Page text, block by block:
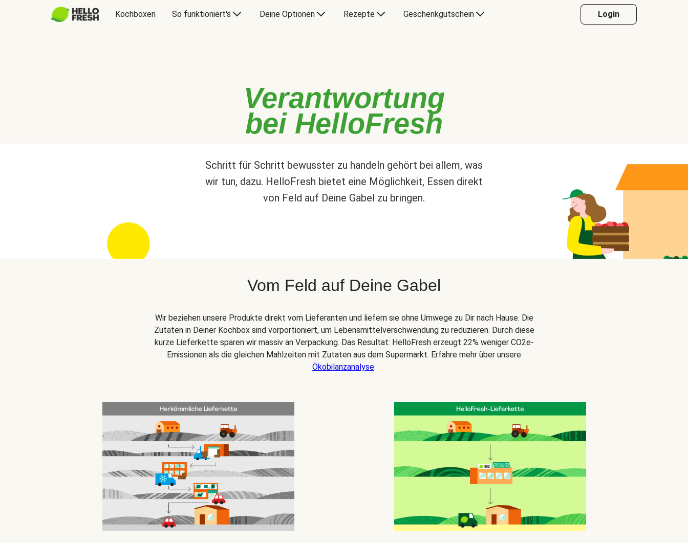
Kochboxen So funktioniert's Deine Optionen Rezepte Geschenkgutschein Login
Verantwortung
bei HelloFresh
Schritt für Schritt bewusster zu handeln gehört bei allem, was
wir tun, dazu. HelloFresh bietet eine Möglichkeit, Essen direkt
von Feld auf Deine Gabel zu bringen.
Vom Feld auf Deine Gabel
Wir beziehen unsere Produkte direkt vom Lieferanten und liefern sie ohne Umwege zu Dir nach Hause. Die
Zutaten in Deiner Kochbox sind vorportioniert, um Lebensmittelverschwendung zu reduzieren. Durch diese
kurze Lieferkette sparen wir massiv an Verpackung. Das Resultat: HelloFresh erzeugt 22% weniger CO2e-
Emissionen als die gleichen Mahlzeiten mit Zutaten aus dem Supermarkt. Erfahre mehr über unsere
Ökobilanzanalyse.